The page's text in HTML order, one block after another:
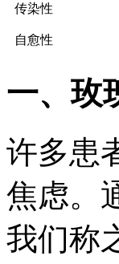
传染性
自愈性
一、玫
许多患
焦虑。
我们称